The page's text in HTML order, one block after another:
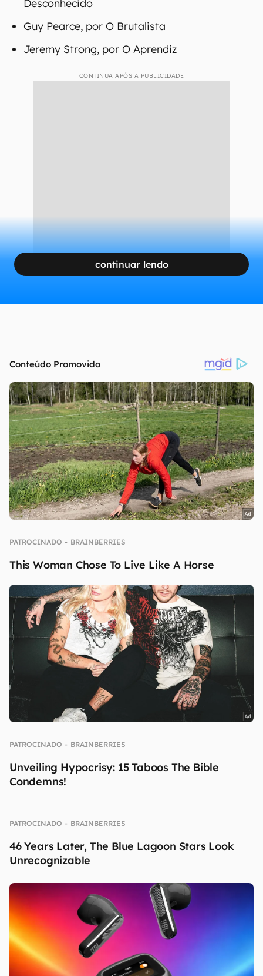
Desconhecido
Guy Pearce, por O Brutalista
Jeremy Strong, por O Aprendiz
CONTINUA APÓS A PUBLICIDADE
continuar lendo